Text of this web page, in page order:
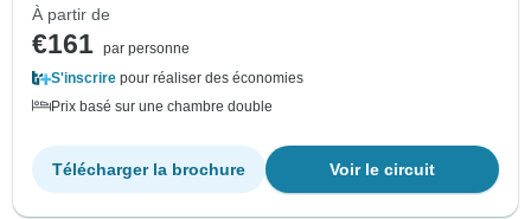
À partir de
€161 par personne
S'inscrire pour réaliser des économies
Prix basé sur une chambre double
Voir le circuit
Télécharger la brochure